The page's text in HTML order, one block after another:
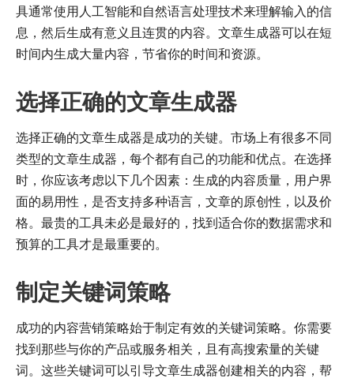
具通常使用人工智能和自然语言处理技术来理解输入的信
息，然后生成有意义且连贯的内容。文章生成器可以在短
时间内生成大量内容，节省你的时间和资源。
选择正确的文章生成器
选择正确的文章生成器是成功的关键。市场上有很多不同
类型的文章生成器，每个都有自己的功能和优点。在选择
时，你应该考虑以下几个因素：生成的内容质量，用户界
面的易用性，是否支持多种语言，文章的原创性，以及价
格。最贵的工具未必是最好的，找到适合你的数据需求和
预算的工具才是最重要的。
制定关键词策略
成功的内容营销策略始于制定有效的关键词策略。你需要
找到那些与你的产品或服务相关，且有高搜索量的关键
词。这些关键词可以引导文章生成器创建相关的内容，帮